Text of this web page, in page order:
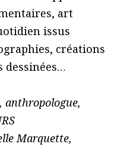
art
issus
créations
dessinées…
anthropologue,
Marquette,